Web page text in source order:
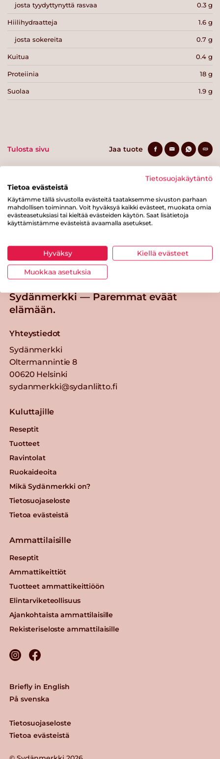
josta tyydyttynyttä rasvaa 0.3 g
Hiilihydraatteja 1.6 g
josta sokereita 0.7 g
Kuitua 0.4 g
Proteiinia 18 g
Suolaa 1.9 g
Tulosta sivu Jaa tuote
Sydänmerkki-tuotteen
Takaisin ylös
Sydänmerkki — Paremmat eväät
elämään.
Yhteystiedot
Sydänmerkki
Oltermannintie 8
00620 Helsinki
sydanmerkki@sydanliitto.fi
Kuluttajille
Reseptit
Tuotteet
Ravintolat
Ruokaideoita
Mikä Sydänmerkki on?
Tietosuojaseloste
Tietoa evästeistä
Ammattilaisille
Reseptit
Ammattikeittiöt
Tuotteet ammattikeittiöön
Elintarviketeollisuus
Ajankohtaista ammattilaisille
Rekisteriseloste ammattilaisille
Tietosuojaseloste
Tietoa evästeistä
Briefly in English
På svenska
Tietosuojakäytäntö
Tietoa evästeistä
Käytämme tällä sivustolla evästeitä taataksemme sivuston parhaan
mahdollisen toiminnan. Voit hyväksyä kaikki evästeet, muokata omia
evästeasetuksiasi tai kieltää evästeiden käytön. Saat lisätietoja
käyttämistämme evästeistä avaamalla asetukset.
Hyväksy Kiellä evästeet
Muokkaa asetuksia